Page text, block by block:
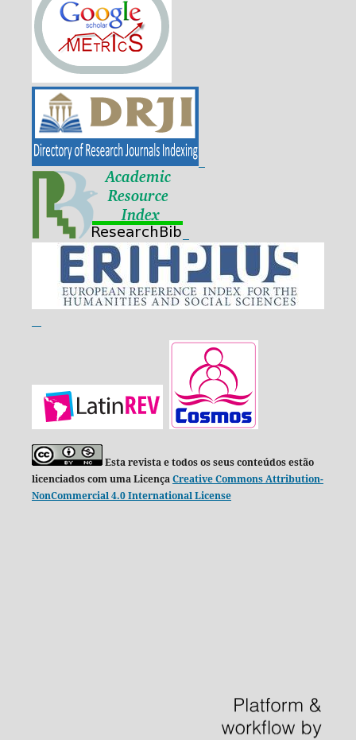
Esta revista e todos os seus conteúdos estão
licenciados com uma LicençaCreative Commons Attribution-
NonCommercial 4.0 International License